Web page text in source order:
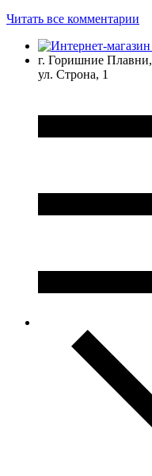
Читать все комментарии
г. Горишние Плавни,
ул. Строна, 1